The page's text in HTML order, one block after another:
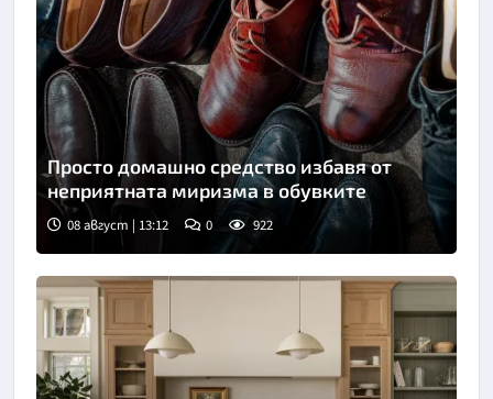
Снимка: Пиксабей
Просто домашно средство избавя от
неприятната миризма в обувките
08 август | 13:12 0 922